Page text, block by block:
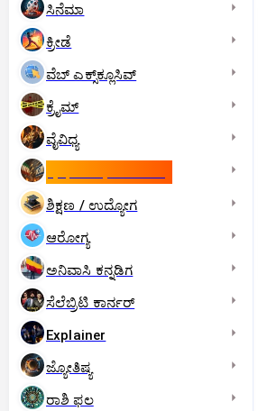
ಸಿನೆಮಾ
ಕ್ರೀಡೆ
ವೆಬ್ ಎಕ್ಸ್‌ಕ್ಲೂಸಿವ್
ಕ್ರೈಮ್
ವೈವಿಧ್ಯ
ಶಿಕ್ಷಣ / ಉದ್ಯೋಗ
ಆರೋಗ್ಯ
ಅನಿವಾಸಿ ಕನ್ನಡಿಗ
ಸೆಲೆಬ್ರಿಟಿ ಕಾರ್ನರ್‌
Explainer
ಜ್ಯೋತಿಷ್ಯ
ರಾಶಿ ಫಲ